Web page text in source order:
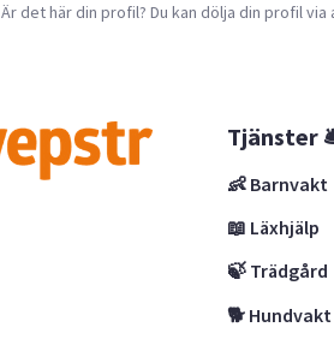
Är det här din profil? Du kan dölja din profil via
Tjänster
👶 Barnvakt
📖 Läxhjälp
🍃 Trädgård
🐕 Hundvakt